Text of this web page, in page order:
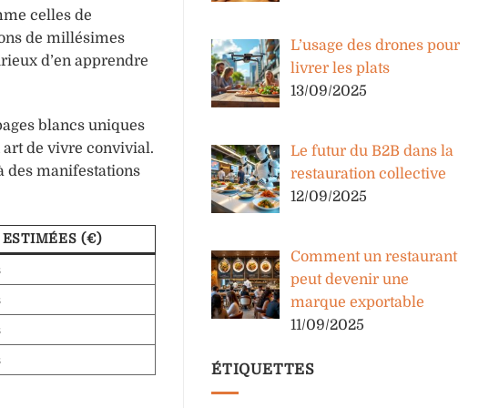
celles de
de millésimes
d’en apprendre
blancs uniques
art de vivre convivial.
des manifestations
ESTIMÉES (€)
L’usage des drones pour
livrer les plats
13/09/2025
Le futur du B2B dans la
restauration collective
12/09/2025
Comment un restaurant
peut devenir une
marque exportable
11/09/2025
ÉTIQUETTES